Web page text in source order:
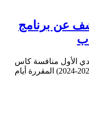
عن برنامج
الأول منافسة كاس
الكونفدرالية لكرة القدم للموسم (2023-2024) المقررة أيام